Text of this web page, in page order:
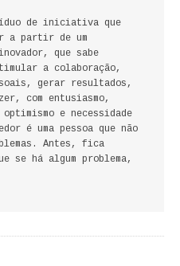
de iniciativa que
a partir de um
que sabe
a colaboração,
gerar resultados,
com entusiasmo,
e necessidade
é uma pessoa que não
Antes, fica
se há algum problema,